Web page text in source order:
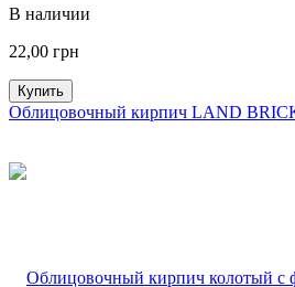
В наличии
22,00 грн
Купить
Облицовочный кирпич LAND